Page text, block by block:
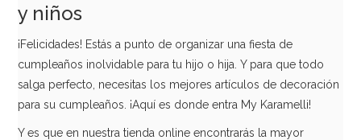
y niños
¡Felicidades! Estás a punto de organizar una fiesta de
cumpleaños inolvidable para tu hijo o hija. Y para que todo
salga perfecto, necesitas los mejores artículos de decoración
para su cumpleaños. ¡Aquí es donde entra My Karamelli!
Y es que en nuestra tienda online encontrarás la mayor